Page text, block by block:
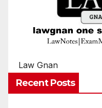
Law Gnan
Recent Posts